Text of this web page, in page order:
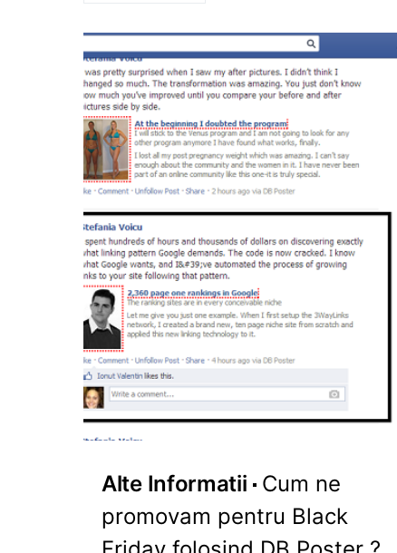
Alte Informatii
Cum ne
promovam pentru Black